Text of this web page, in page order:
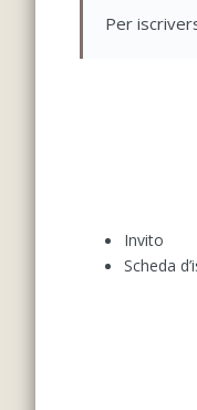
Per
Invito
Scheda